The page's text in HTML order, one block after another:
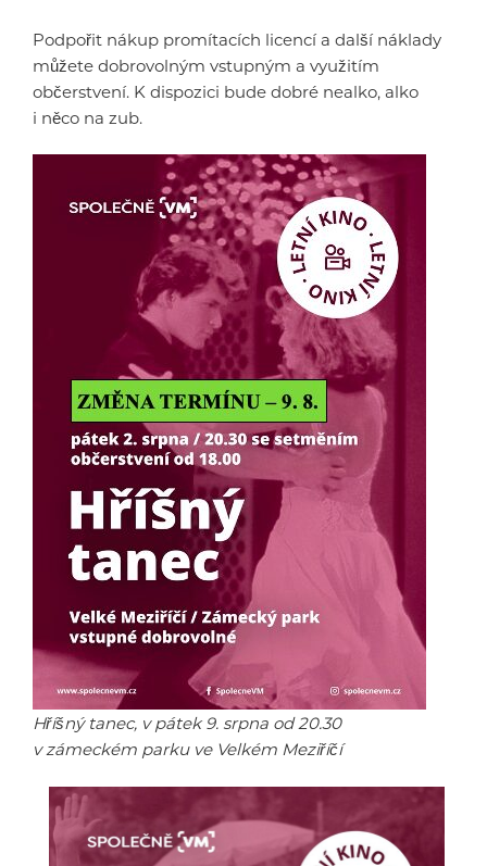
Podpořit nákup promítacích licencí a další náklady
můžete dobrovolným vstupným a využitím
občerstvení. K dispozici bude dobré nealko, alko
i něco na zub.
Hříšný tanec, v pátek 9. srpna od 20.30
v zámeckém parku ve Velkém Meziříčí